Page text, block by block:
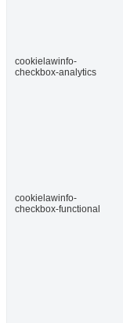
cookielawinfo-
checkbox-analytics
cookielawinfo-
checkbox-functional